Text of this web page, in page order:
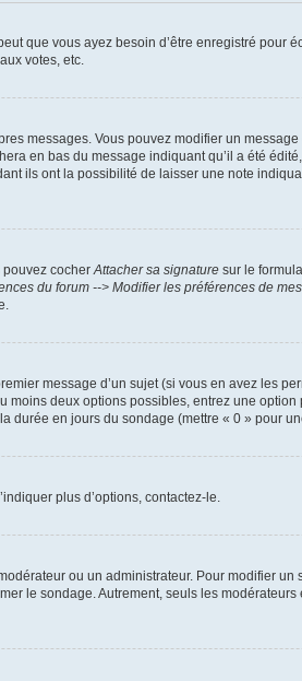
que vous ayez besoin d’être enregistré
votes, etc.
messages. Vous pouvez modifier un
en bas du message indiquant qu’il a été
ils ont la possibilité de laisser une note
pouvez cocherAttacher sa signature sur le
du forum --> Modifier les préférences de
message d’un sujet (si vous en avez les
deux options possibles, entrez une
durée en jours du sondage (mettre « 0 » pour
plus d’options, contactez-le.
ou un administrateur. Pour modifier un
le sondage. Autrement, seuls les